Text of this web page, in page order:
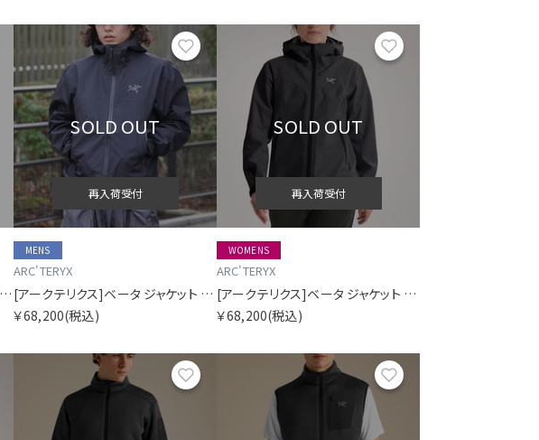
お気に入り
[アークテリクス]アトム SV ジャケット メンズ
SOLD OUT
再入荷受付
MENS
ARC'TERYX
[アークテリクス]ベータ ジャケット メンズ
￥68,200(税込)
SOLD OUT
再入荷受付
WOMENS
ARC'TERYX
[アークテリクス]ベータ ジャケット ウィメンズ
￥68,200(税込)